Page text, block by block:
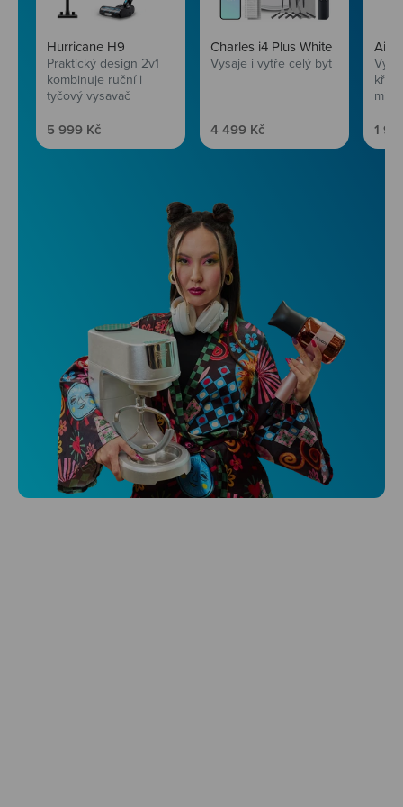
Hurricane H9
Praktický design 2v1
kombinuje ruční i
tyčový vysavač
Prodejní cena
5 999 Kč
Charles i4 Plus White
Vysaje i vytře celý byt
Prodejní cena
4 499 Kč 1
Niceboy ONE Ultra
Hlídá ti zdraví, spánek i pohyb a ještě k
tomu platí.